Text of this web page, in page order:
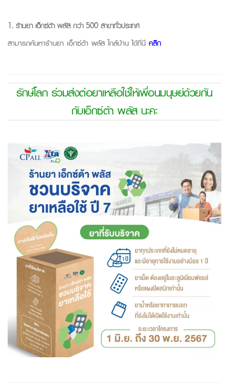
1. ร้านยา เอ็กซ์ต้า พลัส กว่า 500 สาขาทั่วประเทศ
สามารถค้นหาร้านยา เอ็กซ์ต้า พลัส ใกล้บ้าน ได้ที่นี่ คลิก
รักษ์โลก ร่วมส่งต่อยาเหลือใช้ให้เพื่อนมนุษย์ด้วยกัน
กับเอ็กซ์ต้า พลัส นะคะ